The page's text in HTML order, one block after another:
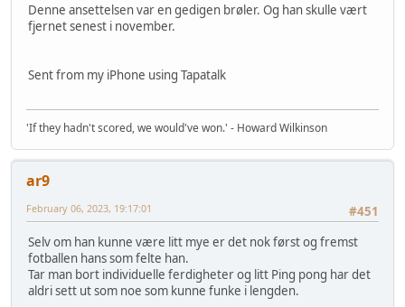
Denne ansettelsen var en gedigen brøler. Og han skulle vært
fjernet senest i november.
Sent from my iPhone using Tapatalk
'If they hadn't scored, we would've won.' - Howard Wilkinson
ar9
#451
February 06, 2023, 19:17:01
Selv om han kunne være litt mye er det nok først og fremst
fotballen hans som felte han.
Tar man bort individuelle ferdigheter og litt Ping pong har det
aldri sett ut som noe som kunne funke i lengden.